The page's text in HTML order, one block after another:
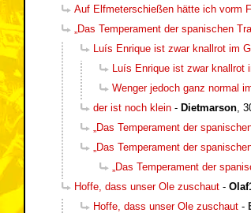
Auf Elfmeterschießen hätte ich vorm
„Das Temperament der spanischen
Luís Enrique ist zwar knallrot im
Luís Enrique ist zwar knallrot
Wenger jedoch ganz normal
der ist noch klein - Dietmarson
„Das Temperament der
„Das Temperament der
„Das Temperament der
Hoffe, dass unser Ole zuschaut -
Hoffe, dass unser Ole zuschaut -